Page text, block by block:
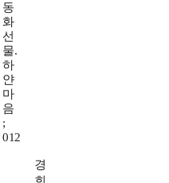
동
화
선
물.
하
얀
마
음
;
012
경